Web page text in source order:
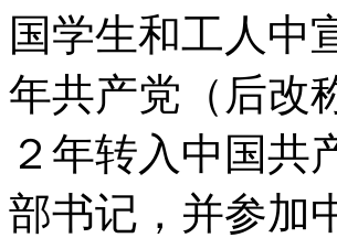
国学生和工人中
年共产党（后改
２年转入中国共
部书记，并参加